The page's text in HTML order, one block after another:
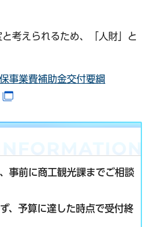
考えられるため、「人財」と
事業費補助金交付要綱
事前に商工観光課までご相談
、予算に達した時点で受付終